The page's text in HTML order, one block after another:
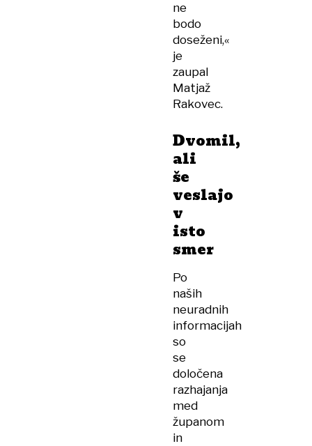
ne
bodo
doseženi,«
je
zaupal
Matjaž
Rakovec.
Dvomil,
ali
še
veslajo
v
isto
smer
Po
naših
neuradnih
informacijah
so
se
določena
razhajanja
med
županom
in